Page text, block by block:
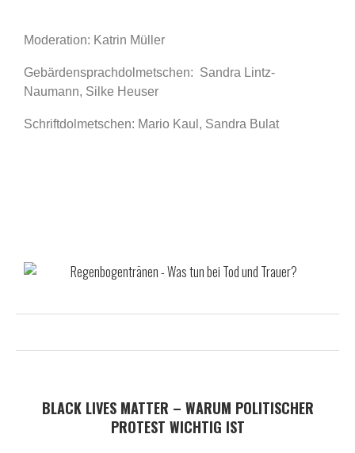
Moderation: Katrin Müller
Gebärdensprachdolmetschen: Sandra Lintz-
Naumann, Silke Heuser
Schriftdolmetschen: Mario Kaul, Sandra Bulat
BLACK LIVES MATTER – WARUM POLITISCHER
PROTEST WICHTIG IST